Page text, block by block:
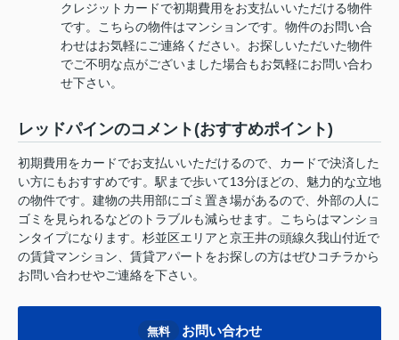
クレジットカードで初期費用をお支払いいただける物件
です。こちらの物件はマンションです。物件のお問い合
わせはお気軽にご連絡ください。お探しいただいた物件
でご不明な点がございました場合もお気軽にお問い合わ
せ下さい。
レッドパインのコメント(おすすめポイント)
初期費用をカードでお支払いいただけるので、カードで決済した
い方にもおすすめです。駅まで歩いて13分ほどの、魅力的な立地
の物件です。建物の共用部にゴミ置き場があるので、外部の人に
ゴミを見られるなどのトラブルも減らせます。こちらはマンショ
ンタイプになります。杉並区エリアと京王井の頭線久我山付近で
の賃貸マンション、賃貸アパートをお探しの方はぜひコチラから
お問い合わせやご連絡を下さい。
無料 お問い合わせ